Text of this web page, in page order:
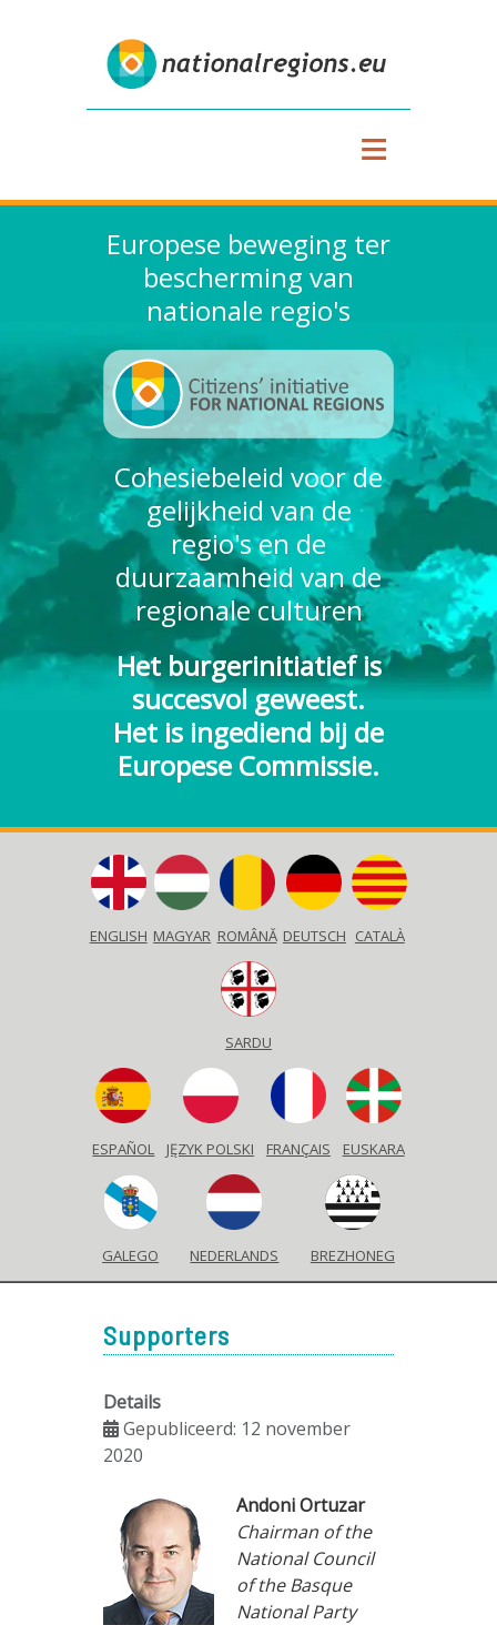
≡
Europese beweging ter
bescherming van
nationale regio's
Cohesiebeleid voor de
gelijkheid van de
regio's en de
duurzaamheid van de
regionale culturen
Het burgerinitiatief is
succesvol geweest.
Het is ingediend bij de
Europese Commissie.
ENGLISH MAGYAR ROMÂNĂ DEUTSCH CATALÀ
SARDU
ESPAÑOL JĘZYK POLSKI FRANÇAIS EUSKARA
GALEGO NEDERLANDS BREZHONEG
Supporters
Details
Gepubliceerd: 12 november
2020
Andoni Ortuzar
Chairman of the
National Council
of the Basque
National Party